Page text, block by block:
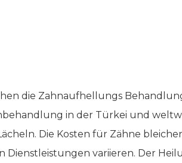
die Zahnaufhellungs
in der Türkei und
Die Kosten für Zähne
variieren. Der